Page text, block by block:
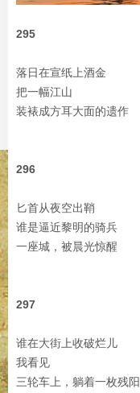
295
落日在宣纸上酒金
把一幅江山
装裱成方耳大面的遗作
296
匕首从夜空出鞘
谁是逼近黎明的骑兵
一座城，被晨光惊醒
297
谁在大街上收破烂儿
我看见
三轮车上，躺着一枚残阳